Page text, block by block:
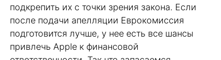
подкрепить их с точки зрения закона. Если
после подачи апелляции Еврокомиссия
подготовится лучше, у нее есть все шансы
привлечь Apple к финансовой